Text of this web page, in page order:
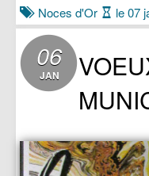
Noces d'Or le 07
06
JAN